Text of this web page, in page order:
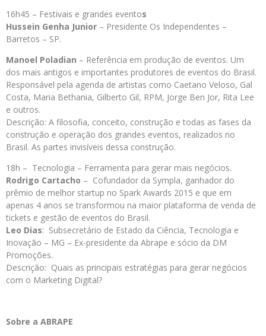
16h45 – Festivais e grandes eventos
Hussein Genha Junior – Presidente Os Independentes –
Barretos – SP.
Manoel Poladian – Referência em produção de eventos. Um
dos mais antigos e importantes produtores de eventos do Brasil.
Responsável pela agenda de artistas como Caetano Veloso, Gal
Costa, Maria Bethania, Gilberto Gil, RPM, Jorge Ben Jor, Rita Lee
e outros.
Descrição: A filosofia, conceito, construção e todas as fases da
construção e operação dos grandes eventos, realizados no
Brasil. As partes invisíveis dessa construção.
18h – Tecnologia – Ferramenta para gerar mais negócios.
Rodrigo Cartacho – Cofundador da Sympla, ganhador do
prêmio de melhor startup no Spark Awards 2015 e que em
apenas 4 anos se transformou na maior plataforma de venda de
tickets e gestão de eventos do Brasil.
Leo Dias: Subsecretário de Estado da Ciência, Tecnologia e
Inovação – MG – Ex-presidente da Abrape e sócio da DM
Promoções.
Descrição: Quais as principais estratégias para gerar negócios
com o Marketing Digital?
Sobre a ABRAPE